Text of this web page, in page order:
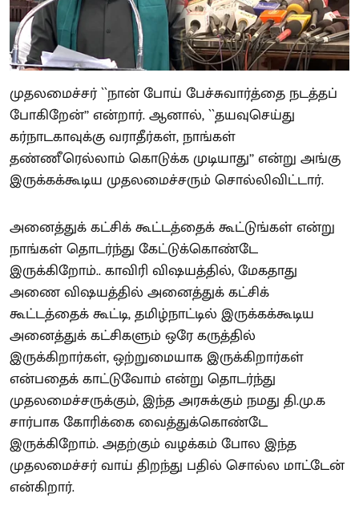
முதலமைச்சர் ``நான் போய் பேச்சுவார்த்தை நடத்தப்
போகிறேன்’’ என்றார். ஆனால், ``தயவுசெய்து
கர்நாடகாவுக்கு வராதீர்கள், நாங்கள்
தண்ணீரெல்லாம் கொடுக்க முடியாது’’ என்று அங்கு
இருக்கக்கூடிய முதலமைச்சரும் சொல்லிவிட்டார்.
அனைத்துக் கட்சிக் கூட்டத்தைக் கூட்டுங்கள் என்று
நாங்கள் தொடர்ந்து கேட்டுக்கொண்டே
இருக்கிறோம்.. காவிரி விஷயத்தில், மேகதாது
அணை விஷயத்தில் அனைத்துக் கட்சிக்
கூட்டத்தைக் கூட்டி, தமிழ்நாட்டில் இருக்கக்கூடிய
அனைத்துக் கட்சிகளும் ஒரே கருத்தில்
இருக்கிறார்கள், ஒற்றுமையாக இருக்கிறார்கள்
என்பதைக் காட்டுவோம் என்று தொடர்ந்து
முதலமைச்சருக்கும், இந்த அரசுக்கும் நமது தி.மு.க
சார்பாக கோரிக்கை வைத்துக்கொண்டே
இருக்கிறோம். அதற்கும் வழக்கம் போல இந்த
முதலமைச்சர் வாய் திறந்து பதில் சொல்ல மாட்டேன்
என்கிறார்.